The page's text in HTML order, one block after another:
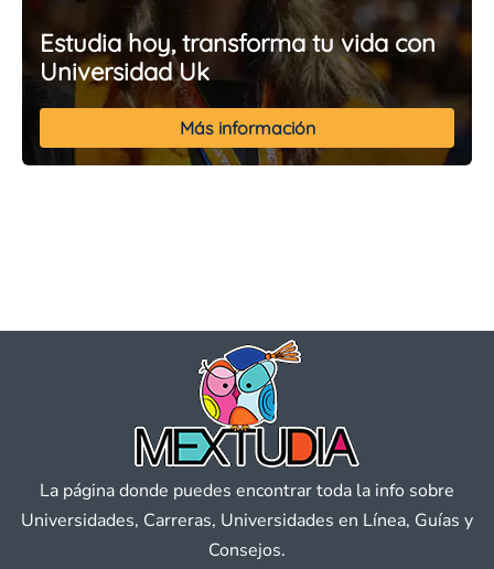
Estudia hoy, transforma tu vida con
Universidad Uk
Más información
La página donde puedes encontrar toda la info sobre
Universidades, Carreras, Universidades en Línea, Guías y
Consejos.